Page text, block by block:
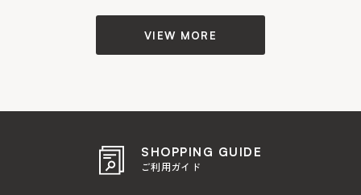
VIEW MORE
SHOPPING GUIDE
ご利用ガイド